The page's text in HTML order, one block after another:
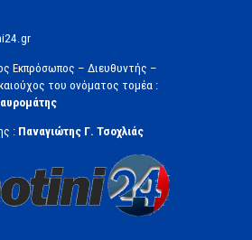
Εκπρόσωπος – Διευθυντής –
του ονόματος τομέα :
: Παναγιώτης Γ. Τσοχλιάς